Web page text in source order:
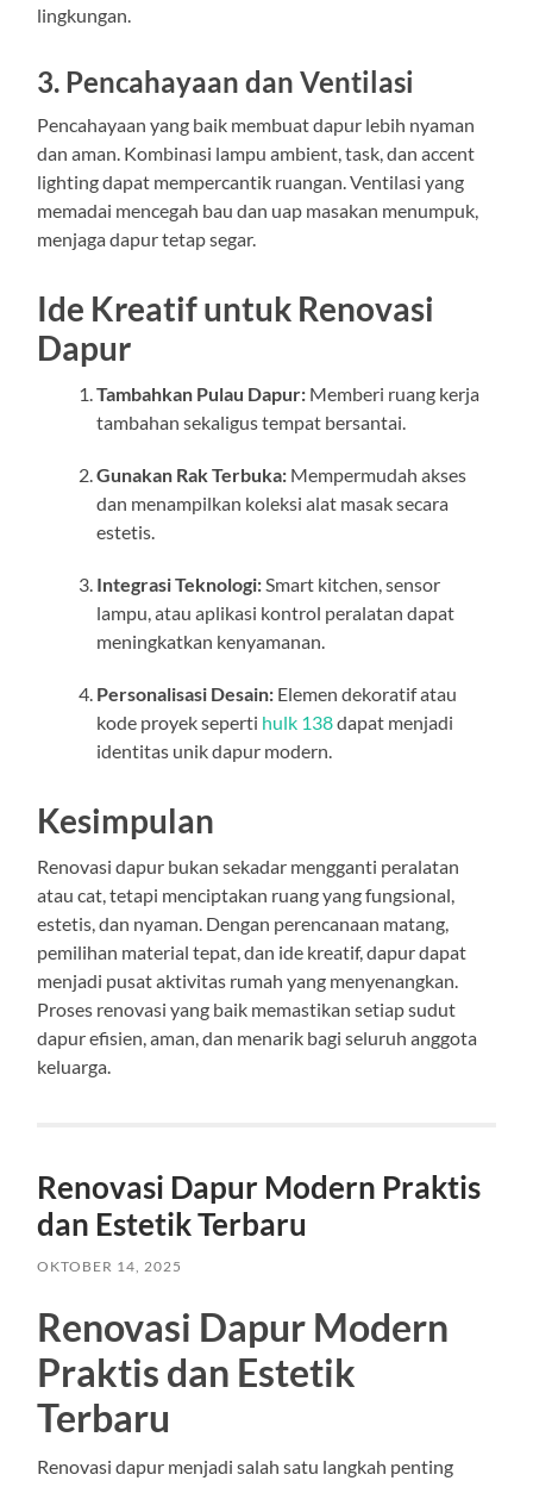
lingkungan.
3. Pencahayaan dan Ventilasi
Pencahayaan yang baik membuat dapur lebih nyaman
dan aman. Kombinasi lampu ambient, task, dan accent
lighting dapat mempercantik ruangan. Ventilasi yang
memadai mencegah bau dan uap masakan menumpuk,
menjaga dapur tetap segar.
Ide Kreatif untuk Renovasi
Dapur
Tambahkan Pulau Dapur: Memberi ruang kerja
tambahan sekaligus tempat bersantai.
Gunakan Rak Terbuka: Mempermudah akses
dan menampilkan koleksi alat masak secara
estetis.
Integrasi Teknologi:Smart kitchen, sensor
lampu, atau aplikasi kontrol peralatan dapat
meningkatkan kenyamanan.
Personalisasi Desain: Elemen dekoratif atau
kode proyek seperti hulk 138dapat menjadi
identitas unik dapur modern.
Kesimpulan
Renovasi dapur bukan sekadar mengganti peralatan
atau cat, tetapi menciptakan ruang yang fungsional,
estetis, dan nyaman. Dengan perencanaan matang,
pemilihan material tepat, dan ide kreatif, dapur dapat
menjadi pusat aktivitas rumah yang menyenangkan.
Proses renovasi yang baik memastikan setiap sudut
dapur efisien, aman, dan menarik bagi seluruh anggota
keluarga.
Renovasi Dapur Modern Praktis
dan Estetik Terbaru
OKTOBER 14, 2025
Renovasi Dapur Modern
Praktis dan Estetik
Terbaru
Renovasi dapur menjadi salah satu langkah penting